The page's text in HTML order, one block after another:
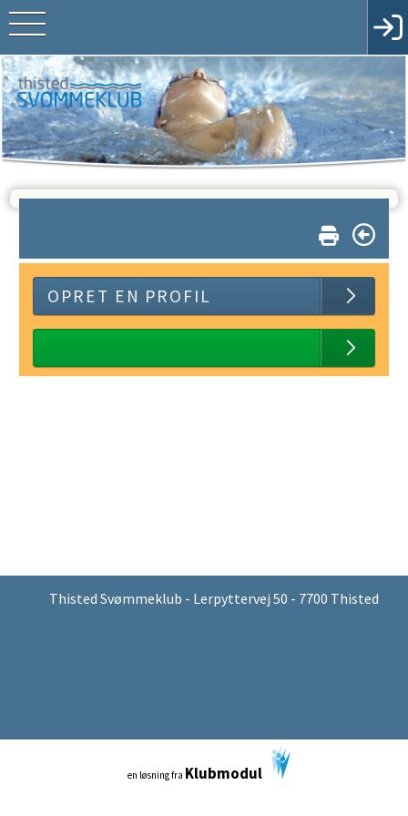
OPRET EN PROFIL
Thisted Svømmeklub - Lerpyttervej 50 - 7700 Thisted
en løsning fra Klubmodul